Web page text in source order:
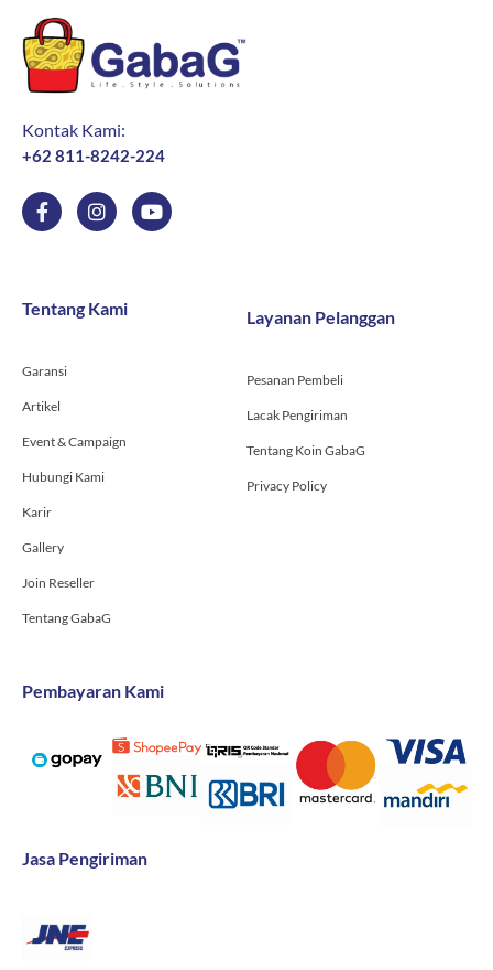
Kontak Kami:
+62 811-8242-224
F
a
o
o
f
I
n
g
r
Y
o
Tentang Kami
Garansi
Artikel
Event & Campaign
Hubungi Kami
Karir
Gallery
Join Reseller
Tentang GabaG
Layanan Pelanggan
Pesanan Pembeli
Lacak Pengiriman
Tentang Koin GabaG
Privacy Policy
Pembayaran Kami
Jasa Pengiriman